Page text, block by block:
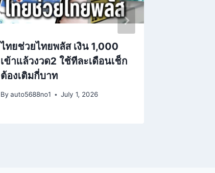
ไทยช่วยไทยพลัส เงิน 1,000
เข้าแล้วงวด2 ใช้ทีละเดือนเช็ก
ต้องเติมกี่บาท
By auto5688no1 July 1, 2026